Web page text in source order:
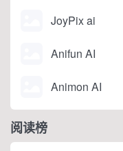
JoyPix ai
Anifun AI
Animon AI
阅读榜